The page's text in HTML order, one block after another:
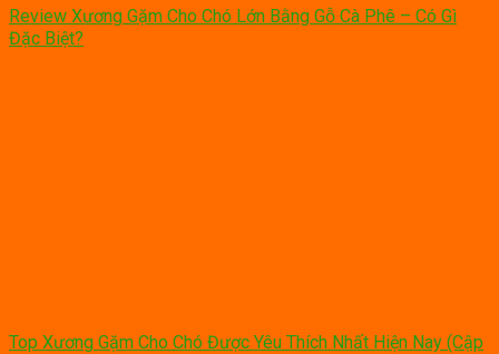
Review Xương Gặm Cho Chó Lớn Bằng Gỗ Cà Phê – Có Gì
Đặc Biệt?
Top Xương Gặm Cho Chó Được Yêu Thích Nhất Hiện Nay (Cập